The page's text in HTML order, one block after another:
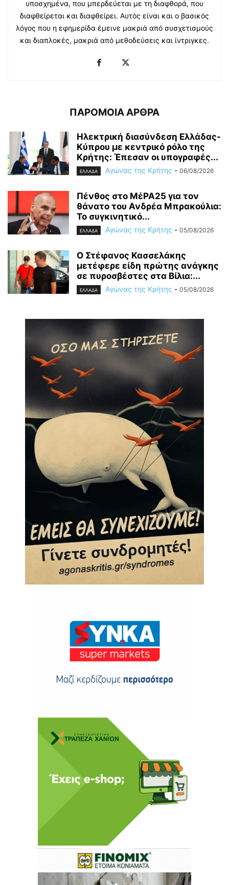
υποσχημένα, που μπερδεύεται με τη διαφθορά, που
διαφθείρεται και διαφθείρει. Αυτός είναι και ο βασικός
λόγος που η εφημερίδα έμεινε μακριά από συσχετισμούς
και διαπλοκές, μακριά από μεθοδεύσεις και ίντριγκες.
ΠΑΡΟΜΟΙΑ ΑΡΘΡΑ
Ηλεκτρική διασύνδεση Ελλάδας-
Κύπρου με κεντρικό ρόλο της
Κρήτης: Έπεσαν οι υπογραφές...
ΕΛΛΑΔΑ Αγώνας της Κρήτης - 06/08/2026
Πένθος στο ΜέΡΑ25 για τον
θάνατο του Ανδρέα Μπρακούλια:
Το συγκινητικό...
ΕΛΛΑΔΑ Αγώνας της Κρήτης - 05/08/2026
Ο Στέφανος Κασσελάκης
μετέφερε είδη πρώτης ανάγκης
σε πυροσβέστες στα Βίλια:...
ΕΛΛΑΔΑ Αγώνας της Κρήτης - 05/08/2026